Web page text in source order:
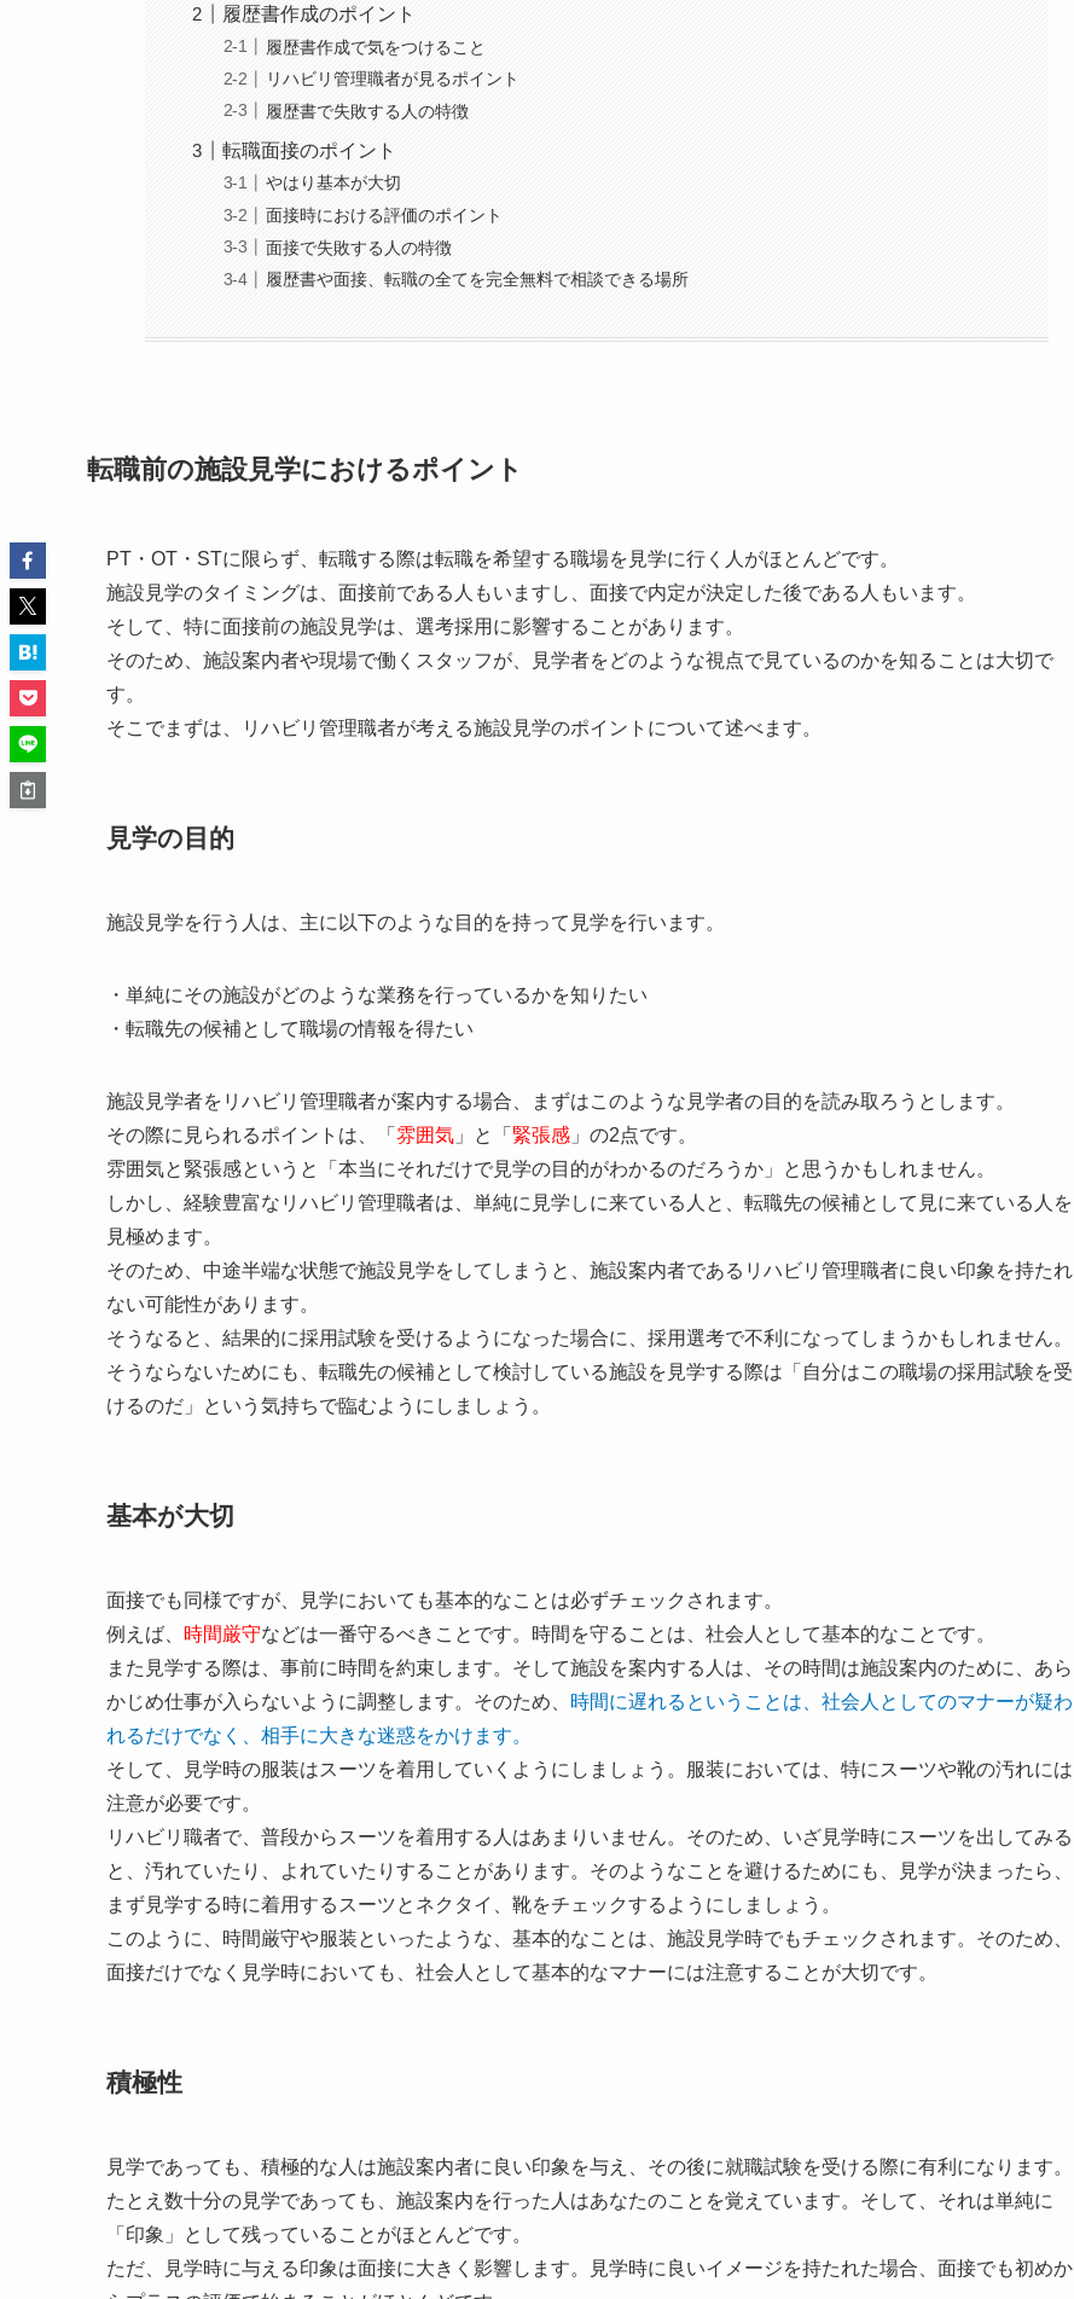
履歴書作成のポイント
履歴書作成で気をつけること
リハビリ管理職者が見るポイント
履歴書で失敗する人の特徴
転職面接のポイント
やはり基本が大切
面接時における評価のポイント
面接で失敗する人の特徴
履歴書や面接、転職の全てを完全無料で相談できる場所
転職前の施設見学におけるポイント
PT・OT・STに限らず、転職する際は転職を希望する職場を見学に行く人がほとんどです。
施設見学のタイミングは、面接前である人もいますし、面接で内定が決定した後である人もいます。
そして、特に面接前の施設見学は、選考採用に影響することがあります。
そのため、施設案内者や現場で働くスタッフが、見学者をどのような視点で見ているのかを知ることは大切で
す。
そこでまずは、リハビリ管理職者が考える施設見学のポイントについて述べます。
見学の目的
施設見学を行う人は、主に以下のような目的を持って見学を行います。
・単純にその施設がどのような業務を行っているかを知りたい
・転職先の候補として職場の情報を得たい
施設見学者をリハビリ管理職者が案内する場合、まずはこのような見学者の目的を読み取ろうとします。
その際に見られるポイントは、「 雰囲気 」と「 緊張感 」の2点です。
雰囲気と緊張感というと「本当にそれだけで見学の目的がわかるのだろうか」と思うかもしれません。
しかし、経験豊富なリハビリ管理職者は、単純に見学しに来ている人と、転職先の候補として見に来ている人を
見極めます。
そのため、中途半端な状態で施設見学をしてしまうと、施設案内者であるリハビリ管理職者に良い印象を持たれ
ない可能性があります。
そうなると、結果的に採用試験を受けるようになった場合に、採用選考で不利になってしまうかもしれません。
そうならないためにも、転職先の候補として検討している施設を見学する際は「自分はこの職場の採用試験を受
けるのだ」という気持ちで臨むようにしましょう。
基本が大切
面接でも同様ですが、見学においても基本的なことは必ずチェックされます。
例えば、 時間厳守などは一番守るべきことです。時間を守ることは、社会人として基本的なことです。
また見学する際は、事前に時間を約束します。そして施設を案内する人は、その時間は施設案内のために、あら
かじめ仕事が入らないように調整します。そのため、 時間に遅れるということは、社会人としてのマナーが疑わ
れるだけでなく、相手に大きな迷惑をかけます。
そして、見学時の服装はスーツを着用していくようにしましょう。服装においては、特にスーツや靴の汚れには
注意が必要です。
リハビリ職者で、普段からスーツを着用する人はあまりいません。そのため、いざ見学時にスーツを出してみる
と、汚れていたり、よれていたりすることがあります。そのようなことを避けるためにも、見学が決まったら、
まず見学する時に着用するスーツとネクタイ、靴をチェックするようにしましょう。
このように、時間厳守や服装といったような、基本的なことは、施設見学時でもチェックされます。そのため、
面接だけでなく見学時においても、社会人として基本的なマナーには注意することが大切です。
積極性
見学であっても、積極的な人は施設案内者に良い印象を与え、その後に就職試験を受ける際に有利になります。
たとえ数十分の見学であっても、施設案内を行った人はあなたのことを覚えています。そして、それは単純に
「印象」として残っていることがほとんどです。
ただ、見学時に与える印象は面接に大きく影響します。見学時に良いイメージを持たれた場合、面接でも初めか